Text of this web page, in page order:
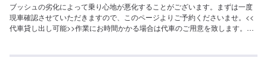
ブッシュの劣化によって乗り心地が悪化することがございます。まずは一度
現車確認させていただきますので、このページよりご予約くださいませ。<<
代車貸し出し可能>>作業にお時間かかる場合は代車のご用意を致します。お
心がけております。<<経験豊富な資格保持者が多数>>自動車検査員が5名、